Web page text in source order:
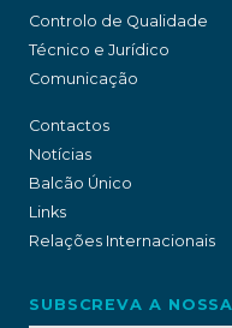
Controlo de Qualidade
Técnico e Jurídico
Comunicação
Contactos
Notícias
Balcão Único
Links
Relações Internacionais
SUBSCREVA A